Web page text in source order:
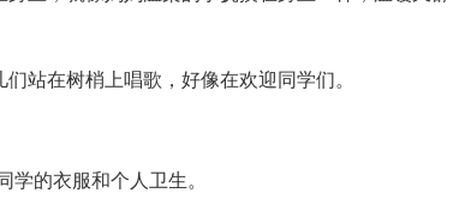
站在树梢上唱歌，好像在欢迎同学们。
学的衣服和个人卫生。